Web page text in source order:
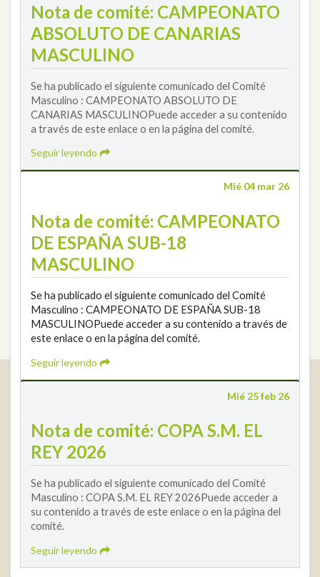
Nota de comité: CAMPEONATO
ABSOLUTO DE CANARIAS
MASCULINO
Se ha publicado el siguiente comunicado del Comité
Masculino : CAMPEONATO ABSOLUTO DE
CANARIAS MASCULINOPuede acceder a su contenido
a través de este enlace o en la página del comité.
Seguir leyendo
Mié 04 mar 26
Nota de comité: CAMPEONATO
DE ESPAÑA SUB-18
MASCULINO
Se ha publicado el siguiente comunicado del Comité
Masculino : CAMPEONATO DE ESPAÑA SUB-18
MASCULINOPuede acceder a su contenido a través de
este enlace o en la página del comité.
Seguir leyendo
Mié 25 feb 26
Nota de comité: COPA S.M. EL
REY 2026
Se ha publicado el siguiente comunicado del Comité
Masculino : COPA S.M. EL REY 2026Puede acceder a
su contenido a través de este enlace o en la página del
comité.
Seguir leyendo
Calle Enlace, 9. 29016 Málaga, España
+34 952 225 590
info@rfga.org
2026 © Real Federación Andaluza de Golf
Política de Privacidad